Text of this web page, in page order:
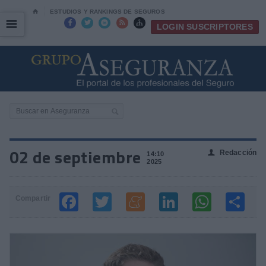
⌂ ESTUDIOS Y RANKINGS DE SEGUROS
     LOGIN SUSCRIPTORES
☰
☰
02 de septiembre
14:10
2025
👤 Redacción